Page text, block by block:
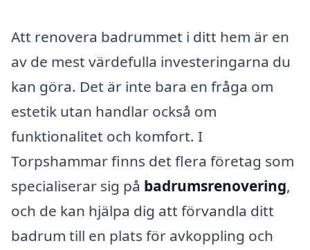
Att renovera badrummet i ditt hem är en
av de mest värdefulla investeringarna du
kan göra. Det är inte bara en fråga om
estetik utan handlar också om
funktionalitet och komfort. I
Torpshammar finns det flera företag som
specialiserar sig på badrumsrenovering,
och de kan hjälpa dig att förvandla ditt
badrum till en plats för avkoppling och